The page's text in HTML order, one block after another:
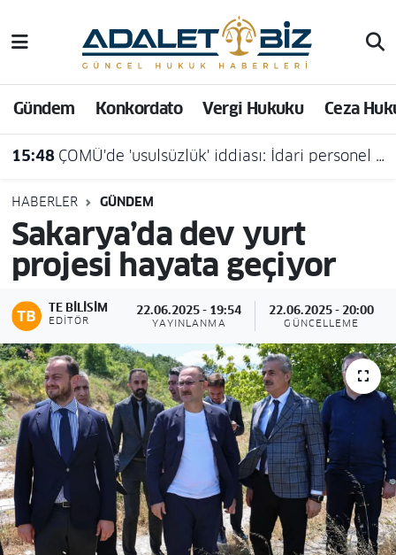
Gündem Konkordato Vergi Hukuku Ceza
15:48 ÇOMÜ'de 'usulsüzlük' iddiası: İdari personel açığa alındı
HABERLER GÜNDEM
Sakarya’da dev yurt
projesi hayata geçiyor
TE BILISIM
EDITÖR
22.06.2025 - 19:54
YAYINLANMA
22.06.2025 - 20:00
GÜNCELLEME
Hava Durumu
Trafik Durumu
Süper Lig Puan Durumu ve Fikstür
Tüm Manşetler
Son Dakika Haberleri